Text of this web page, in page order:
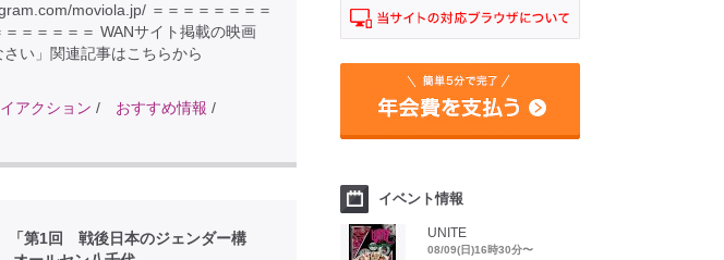
moviola.jp/ ＝＝＝＝＝＝＝＝
＝＝＝＝＝＝ WANサイト掲載の映画
さい」関連記事はこちらから
アクション / おすすめ情報 /
「第1回 戦後日本のジェンダー構
イベント情報
UNITE
08/09(日)16時30分〜